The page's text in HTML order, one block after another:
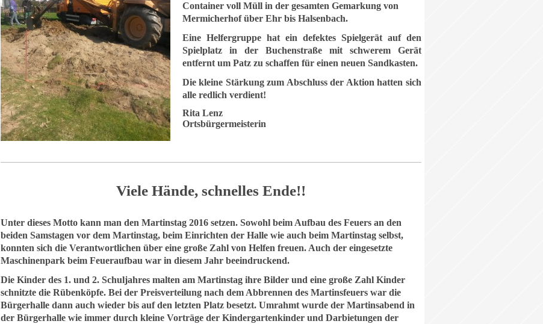
Container voll Müll in der gesamten Gemarkung von
Mermicherhof über Ehr bis Halsenbach.
Eine Helfergruppe hat ein defektes Spielgerät auf den
Spielplatz in der Buchenstraße mit schwerem Gerät
entfernt um Patz zu schaffen für einen neuen Sandkasten.
Die kleine Stärkung zum Abschluss der Aktion hatten sich
alle redlich verdient!
Rita Lenz
Ortsbürgermeisterin
Viele Hände, schnelles Ende!!
Unter dieses Motto kann man den Martinstag 2016 setzen. Sowohl beim Aufbau des Feuers an den
beiden Samstagen vor dem Martinstag, beim Einrichten der Halle wie auch beim Martinstag selbst,
konnten sich die Verantwortlichen über eine große Zahl von Helfen freuen. Auch der eingesetzte
Maschinenpark beim Feueraufbau war in diesem Jahr beeindruckend.
Die Kinder des 1. und 2. Schuljahres malten am Martinstag ihre Bilder und eine große Zahl Kinder
schnitzte die Rübenköpfe. Bei der Preisverteilung nach dem Abbrennen des Martinsfeuers war die
Bürgerhalle dann auch wieder bis auf den letzten Platz besetzt. Umrahmt wurde der Martinsabend in
der Bürgerhalle wie immer durch kleine Vorträge der Kindergartenkinder und Darbietungen der